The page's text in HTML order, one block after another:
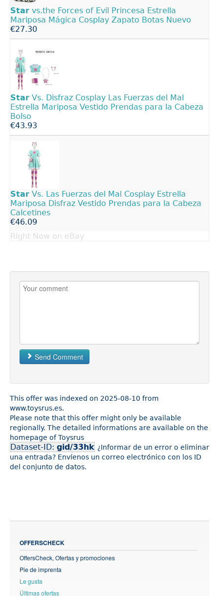
Star vs.the Forces of Evil Princesa Estrella
Mariposa Mágica Cosplay Zapato Botas Nuevo
€27.30
Star Vs. Disfraz Cosplay Las Fuerzas del Mal
Estrella Mariposa Vestido Prendas para la Cabeza
Bolso
€43.93
Star Vs. Las Fuerzas del Mal Cosplay Estrella
Mariposa Disfraz Vestido Prendas para la Cabeza
Calcetines
€46.09
Right Now on eBay
Send Comment
This offer was indexed on 2025-08-10 from
www.toysrus.es.
Please note that this offer might only be available
regionally. The detailed informations are available on the
homepage of Toysrus
Dataset-ID: gid/33hk ¿Informar de un error o eliminar
una entrada? Envíenos un correo electrónico con los ID
del conjunto de datos.
OFFERSCHECK
OffersCheck, Ofertas y promociones
Pie de imprenta
Le gusta
Últimas ofertas